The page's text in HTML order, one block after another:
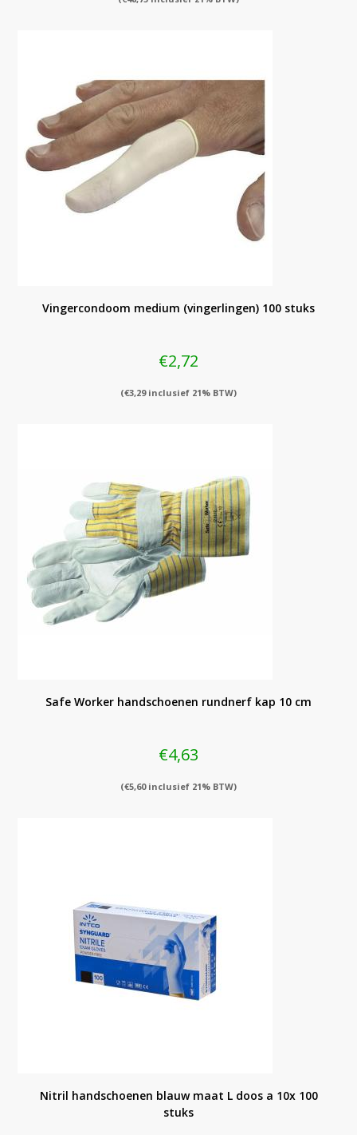
Vingercondoom medium (vingerlingen) 100 stuks
€2,72
(€3,29inclusief 21% BTW)
Safe Worker handschoenen rundnerf kap 10 cm
€4,63
(€5,60inclusief 21% BTW)
Nitril handschoenen blauw maat L doos a 10x 100
stuks